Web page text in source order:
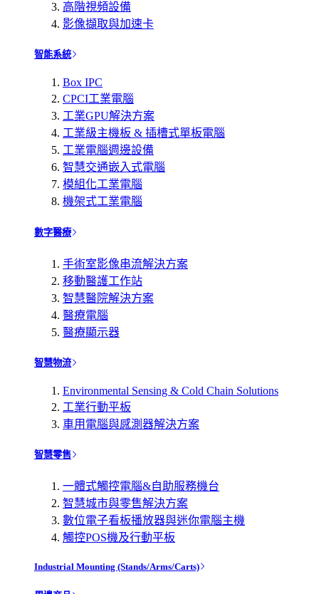
高階視頻設備
影像擷取與加速卡
智能系統
Box IPC
CPCI工業電腦
工業GPU解決方案
工業級主機板 & 插槽式單板電腦
工業電腦週邊設備
智慧交通嵌入式電腦
模組化工業電腦
機架式工業電腦
數字醫療
手術室影像串流解決方案
移動醫護工作站
智慧醫院解決方案
醫療電腦
醫療顯示器
智慧物流
Environmental Sensing & Cold Chain Solutions
工業行動平板
車用電腦與感測器解決方案
智慧零售
一體式觸控電腦&自助服務機台
智慧城市與零售解決方案
數位電子看板播放器與迷你電腦主機
觸控POS機及行動平板
Industrial Mounting (Stands/Arms/Carts)